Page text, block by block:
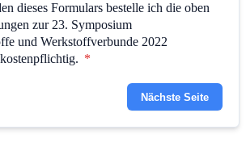
dieses Formulars bestelle ich die oben
zur 23. Symposium
und Werkstoffverbunde 2022
*
Nächste Seite